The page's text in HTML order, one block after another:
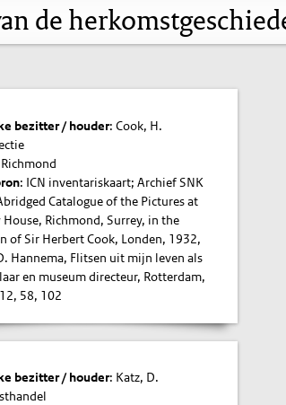
de
bezitter / houder: Cook, H.
: ICN inventariskaart; Archief SNK
Catalogue of the Pictures at
Richmond, Surrey, in the
of Sir Herbert Cook, Londen, 1932,
Hannema, Flitsen uit mijn leven als
en museum directeur, Rotterdam,
58, 102
bezitter / houder: Katz, D.